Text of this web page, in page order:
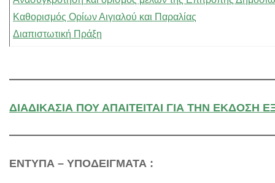
Καθορισμός Ορίων Αιγιαλού και Παραλίας
Διαπιστωτική Πράξη
ΔΙΑΔΙΚΑΣΙΑ ΠΟΥ ΑΠΑΙΤΕΙΤΑΙ ΓΙΑ ΤΗΝ
ΕΝΤΥΠΑ – ΥΠΟΔΕΙΓΜΑΤΑ :